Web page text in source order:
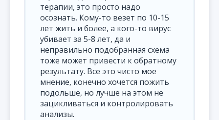
терапии, это просто надо
осознать. Кому-то везет по 10-15
лет жить и более, а кого-то вирус
убивает за 5-8 лет, да и
неправильно подобранная схема
тоже может привести к обратному
результату. Все это чисто мое
мнение, конечно хочется пожить
подольше, но лучше на этом не
зацикливаться и контролировать
анализы.